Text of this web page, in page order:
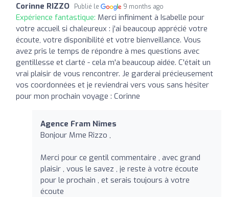
Corinne RIZZO Publié le 9 months ago
Expérience fantastique: Merci infiniment à Isabelle pour
votre accueil si chaleureux : j'ai beaucoup apprécié votre
écoute, votre disponibilité et votre bienveillance. Vous
avez pris le temps de répondre à mes questions avec
gentillesse et clarté - cela m'a beaucoup aidée. C'était un
vrai plaisir de vous rencontrer. Je garderai précieusement
vos coordonnées et je reviendrai vers vous sans hésiter
pour mon prochain voyage : Corinne
Agence Fram Nîmes
Bonjour Mme Rizzo ,
Merci pour ce gentil commentaire , avec grand
plaisir , vous le savez , je reste à votre écoute
pour le prochain , et serais toujours à votre
écoute